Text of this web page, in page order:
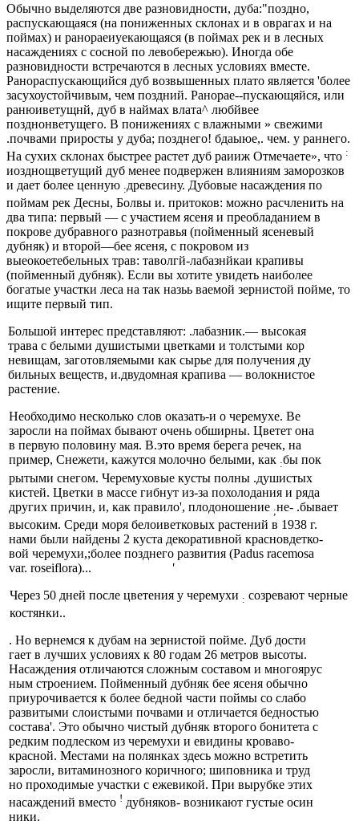
Обычно выделяются две разновидности, дуба:"поздно,
распускающаяся (на пониженных склонах и в оврагах и на
поймах) и ранораеиуекающаяся (в поймах рек и в лесных
насаждениях с сосной по левобережью). Иногда обе
разновидности встречаются в лесных условиях вме­сте.
Ранораспускающийся дуб возвышенных плато яв­ляется 'более
засухоустойчивым, чем поздний. Ранорае--пускающяйся, или
ранюиветущнй, дуб в наймах влата^ любйвее
позднонветущего. В понижениях с влажными » свежими
.почвами приросты у дуба; позднего! бдаыюе,. чем. у раннего.
На сухих склонах быстрее растет дуб раииж Отмечаете», что :
иозднощветущий дуб менее подвержен влияниям заморозков
и дает более ценную :древесину. Дубовые насаждения по
поймам рек Десны, Болвы и. притоков: можно расчленить на
два типа: первый — с участием ясеня и преобладанием в
покрове дубравного разнотравья (пойменный ясеневый
дубняк) и второй—бее ясеня, с покровом из
выеокоетебельных трав: таволгй-лабазнйкаи крапивы
(пойменный дубняк). Если вы хоти­те увидеть наиболее
богатые участки леса на так назьь ваемой зернистой пойме, то
ищите первый тип.
Большой интерес представляют: .лабазник.— высокая
трава с белыми душистыми цветками и толстыми кор­
невищам, заготовляемыми как сырье для получения ду­
бильных веществ, и.двудомная крапива — волокнистое
растение.
Необходимо несколько слов оказать-и о черемухе. Be
заросли на поймах бывают очень обширны. Цветет она
в первую половину мая. В.это время берега речек, на­
пример, Снежети, кажутся молочно белыми, как :бы пок­
рытыми снегом. Черемуховые кусты полны .душистых
кистей. Цветки в массе гибнут из-за похолодания и ряда
других причин, и, как правило', плодоношение ;не- .бывает
высоким. Среди моря белоиветковых растений в 1938 г.
нами были найдены 2 куста декоративной красновдетко-
вой черемухи,;более позднего развития (Padus racemosa
var. roseiflora)...
'
Через 50 дней после цветения у черемухи : созревают черные
костянки..
. Но вернемся к дубам на зернистой пойме. Дуб дости­
гает в лучших условиях к 80 годам 26 метров высоты.
Насаждения отличаются сложным составом и многоярус­
ным строением. Пойменный дубняк бее ясеня обычно
приурочивается к более бедной части поймы со слабо
развитыми слоистыми почвами и отличается бедностью
состава'. Это обычно чистый дубняк второго бонитета с
редким подлеском из черемухи и евидины кроваво-
красной. Местами на полянках здесь можно встретить
заросли, витаминозного коричного; шиповника и труд­
но проходимые участки с ежевикой. При вырубке этих
насаждений вместо ! дубняков- возникают густые осин­
ники.